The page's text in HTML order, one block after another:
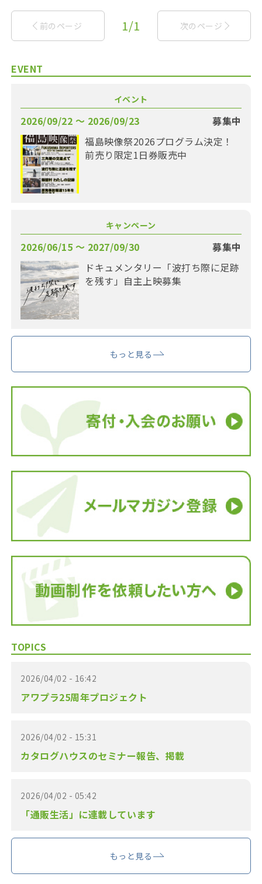
前のページ 1/1 次のページ
EVENT
イベント
2026/09/22 〜 2026/09/23
募集中
福島映像祭2026プログラム決定！
前売り限定1日券販売中
キャンペーン
2026/06/15 〜 2027/09/30
募集中
ドキュメンタリー「波打ち際に足跡
を残す」自主上映募集
もっと見る
TOPICS
2026/04/02 - 16:42
アワプラ25周年プロジェクト
2026/04/02 - 15:31
カタログハウスのセミナー報告、掲載
2026/04/02 - 05:42
「通販生活」に連載しています
もっと見る